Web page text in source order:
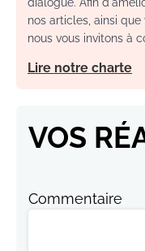
nos articles, ainsi
nous vous invitons à
Lire notre charte
VOS
Commentaire